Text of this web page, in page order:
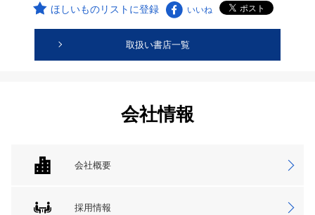
ほしいものリストに登録 いいね
取扱い書店一覧
会社情報
会社概要
採用情報